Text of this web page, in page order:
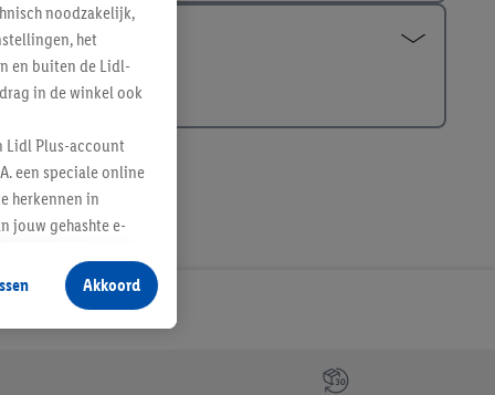
noodzakelijk,
het
en buiten de Lidl-
in de winkel ook
Lidl Plus-account
een speciale online
herkennen in
jouw gehashte e-
producten waarin je
te plaatsen
jouw gehashte e-
Akkoord